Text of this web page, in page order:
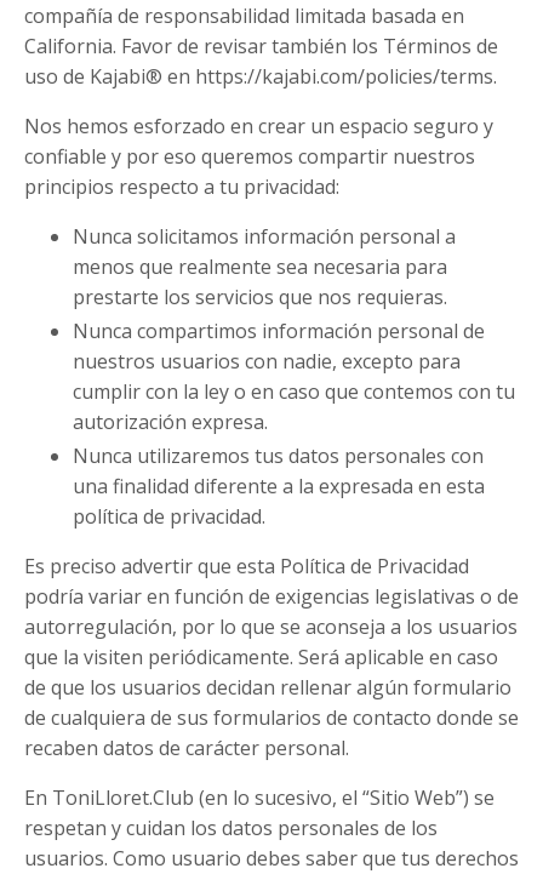
compañía de responsabilidad limitada basada en
California. Favor de revisar también los Términos de
uso de Kajabi® en https://kajabi.com/policies/terms.
Nos hemos esforzado en crear un espacio seguro y
confiable y por eso queremos compartir nuestros
principios respecto a tu privacidad:
Nunca solicitamos información personal a
menos que realmente sea necesaria para
prestarte los servicios que nos requieras.
Nunca compartimos información personal de
nuestros usuarios con nadie, excepto para
cumplir con la ley o en caso que contemos con tu
autorización expresa.
Nunca utilizaremos tus datos personales con
una finalidad diferente a la expresada en esta
política de privacidad.
Es preciso advertir que esta Política de Privacidad
podría variar en función de exigencias legislativas o de
autorregulación, por lo que se aconseja a los usuarios
que la visiten periódicamente. Será aplicable en caso
de que los usuarios decidan rellenar algún formulario
de cualquiera de sus formularios de contacto donde se
recaben datos de carácter personal.
En ToniLloret.Club (en lo sucesivo, el “Sitio Web”) se
respetan y cuidan los datos personales de los
usuarios. Como usuario debes saber que tus derechos